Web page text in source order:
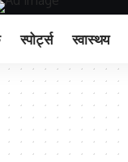
स्पोर्ट्स स्वास्थय